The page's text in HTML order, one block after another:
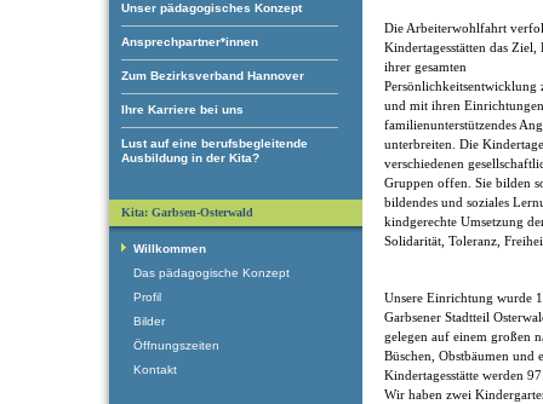
Unser pädagogisches Konzept
Ansprechpartner*innen
Zum Bezirksverband Hannover
Ihre Karriere bei uns
Lust auf eine berufsbegleitende
Ausbildung in der Kita?
Die Arbeiterwohlfahrt
Kindertagesstätten das
ihrer gesamten
Persönlichkeitsentwicklung
und mit ihren
familienunterstützendes
unterbreiten. Die
verschiedenen
Gruppen offen. Sie bilden
bildendes und soziales
kindgerechte Umsetzung
Solidarität, Toleranz,
Unsere Einrichtung wurde
Garbsener Stadtteil
gelegen auf einem großen
Büschen, Obstbäumen und
Kindertagesstätte werden
Wir haben zwei
Kita: Garbsen-Osterwald
Willkommen
Das pädagogische Konzept
Profil
Bilder
Öffnungszeiten
Kontakt